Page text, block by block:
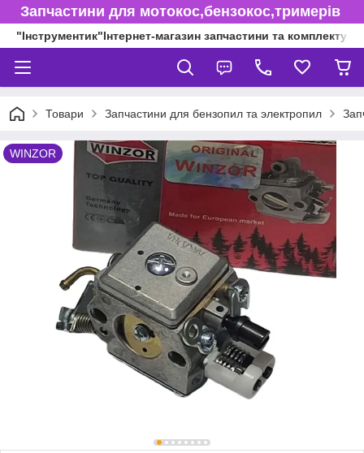
Запчастини для мотокос,бензокос,тримерів
"Інструментик"Інтернет-магазин запчастини та
Товари Запчастини для бензопил та электропил
WINZOR